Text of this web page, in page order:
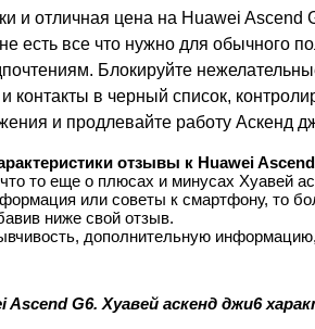
и отличная цена на Huawei
есть все что нужно для обычного
Блокируйте
контакты в черный список,
и продлевайте работу Аскенд
отзывы к Huawei
то еще о плюсах и минусах Хуавей
или советы к смартфону, то
ниже свой отзыв.
дополнительную
Ascend G6. Хуавей аскенд джи6